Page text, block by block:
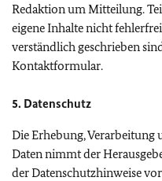
Redaktion um Mitteilung.
eigene Inhalte nicht
verständlich geschrieben
Kontaktformular.
5. Datenschutz
Die Erhebung,
Daten nimmt der
der Datenschutzhinweise